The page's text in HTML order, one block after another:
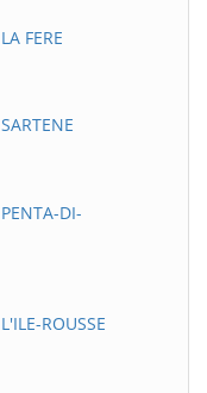
FERE
DI-
ROUSSE